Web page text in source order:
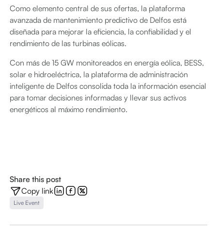
Como elemento central de sus ofertas, la plataforma
avanzada de mantenimiento predictivo de Delfos está
diseñada para mejorar la eficiencia, la confiabilidad y el
rendimiento de las turbinas eólicas.
Con más de 15 GW monitoreados en energía eólica, BESS,
solar e hidroeléctrica, la plataforma de administración
inteligente de Delfos consolida toda la información esencial
para tomar decisiones informadas y llevar sus activos
energéticos al máximo rendimiento.
Share this post
Copy link
Live Event